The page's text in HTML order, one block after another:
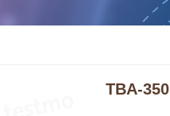
TBA-350